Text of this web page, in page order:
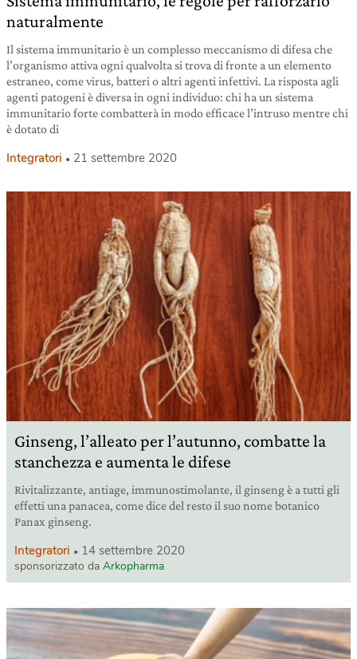
naturalmente
Il sistema immunitario è un complesso meccanismo di difesa che
l’organismo attiva ogni qualvolta si trova di fronte a un elemento
estraneo, come virus, batteri o altri agenti infettivi. La risposta agli
agenti patogeni è diversa in ogni individuo: chi ha un sistema
immunitario forte combatterà in modo efficace l’intruso mentre chi
è dotato di
Integratori 21 settembre 2020
Ginseng, l’alleato per l’autunno, combatte la
stanchezza e aumenta le difese
Rivitalizzante, antiage, immunostimolante, il ginseng è a tutti gli
effetti una panacea, come dice del resto il suo nome botanico
Panax ginseng.
Integratori 14 settembre 2020
sponsorizzato da Arkopharma